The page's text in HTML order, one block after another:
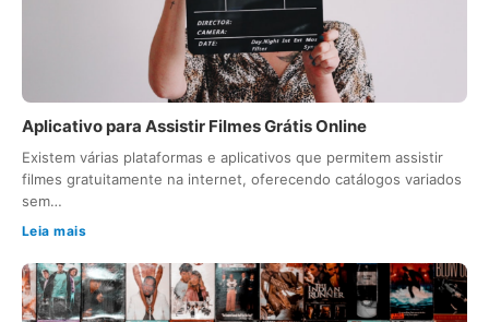
Aplicativo para Assistir Filmes Grátis Online
Existem várias plataformas e aplicativos que permitem assistir
filmes gratuitamente na internet, oferecendo catálogos variados
sem…
Leia mais